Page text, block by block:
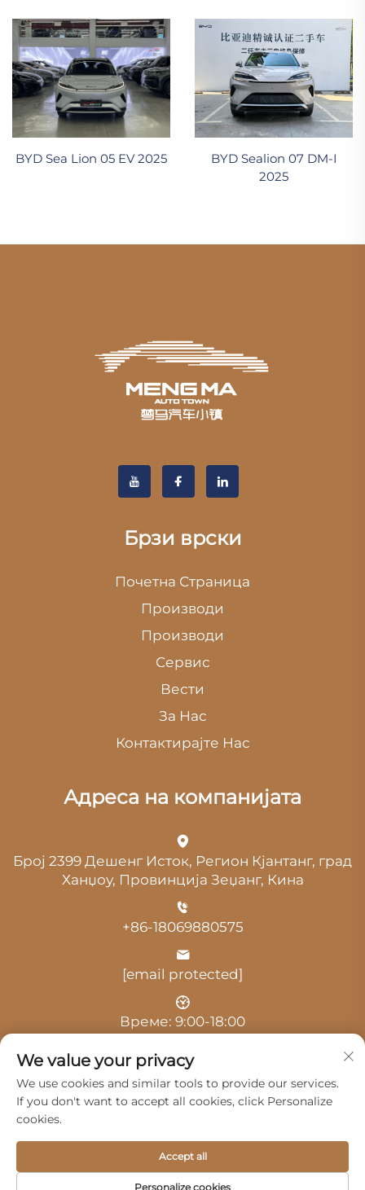
BYD Sea Lion 05 EV 2025
BYD Sealion 07 DM-I
2025
Брзи врски
Почетна Страница
Производи
Производи
Сервис
Вести
За Нас
Контактирајте Нас
Адреса на компанијата
Број 2399 Дешенг Исток, Регион Кјантанг, град
Ханџоу, Провинција Зеџанг, Кина
+86-18069880575
[email protected]
Време: 9:00-18:00
Automobile Service Co., Ltd. -
Политика за приватност
Производи Сервис
За Нас
We value your privacy
We use cookies and similar tools to provide our services.
If you don't want to accept all cookies, click Personalize
cookies.
Personalize cookies
Accept all